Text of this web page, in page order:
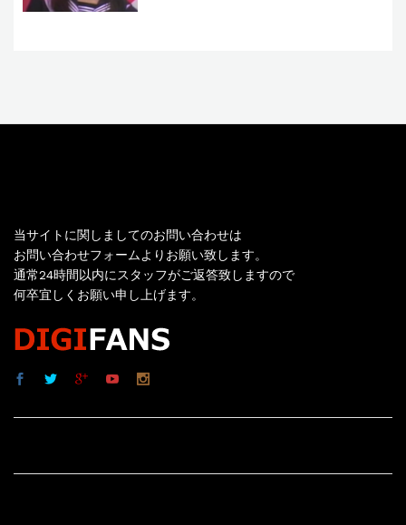
当サイトに関しましてのお問い合わせは
お問い合わせフォームよりお願い致します。
通常24時間以内にスタッフがご返答致しますので
何卒宜しくお願い申し上げます。